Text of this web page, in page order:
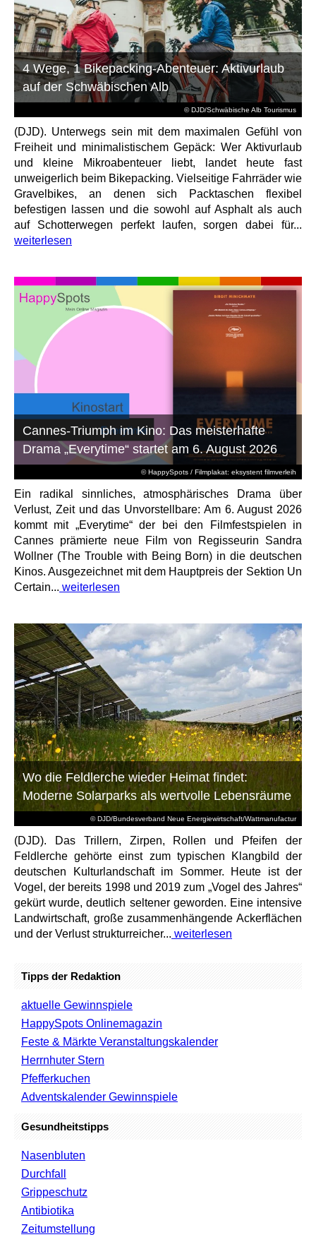
© DJD/Schwäbische Alb Tourismus
4 Wege, 1 Bikepacking-Abenteuer: Aktivurlaub
auf der Schwäbischen Alb
(DJD). Unterwegs sein mit dem maximalen Gefühl von
Freiheit und minimalistischem Gepäck: Wer Aktivurlaub
und kleine Mikroabenteuer liebt, landet heute fast
unweigerlich beim Bikepacking. Vielseitige Fahrräder wie
Gravelbikes, an denen sich Packtaschen flexibel
befestigen lassen und die sowohl auf Asphalt als auch
auf Schotterwegen perfekt laufen, sorgen dabei für...
weiterlesen
© HappySpots / Filmplakat: eksystent filmverleih
Cannes-Triumph im Kino: Das meisterhafte
Drama „Everytime“ startet am 6. August 2026
Ein radikal sinnliches, atmosphärisches Drama über
Verlust, Zeit und das Unvorstellbare: Am 6. August 2026
kommt mit „Everytime“ der bei den Filmfestspielen in
Cannes prämierte neue Film von Regisseurin Sandra
Wollner (The Trouble with Being Born) in die deutschen
Kinos. Ausgezeichnet mit dem Hauptpreis der Sektion Un
Certain... weiterlesen
© DJD/Bundesverband Neue Energiewirtschaft/Wattmanufactur
Wo die Feldlerche wieder Heimat findet:
Moderne Solarparks als wertvolle Lebensräume
(DJD). Das Trillern, Zirpen, Rollen und Pfeifen der
Feldlerche gehörte einst zum typischen Klangbild der
deutschen Kulturlandschaft im Sommer. Heute ist der
Vogel, der bereits 1998 und 2019 zum „Vogel des Jahres“
gekürt wurde, deutlich seltener geworden. Eine intensive
Landwirtschaft, große zusammenhängende Ackerflächen
und der Verlust strukturreicher... weiterlesen
Tipps der Redaktion
aktuelle Gewinnspiele
HappySpots Onlinemagazin
Feste & Märkte Veranstaltungskalender
Herrnhuter Stern
Pfefferkuchen
Adventskalender Gewinnspiele
Gesundheitstipps
Nasenbluten
Durchfall
Grippeschutz
Antibiotika
Zeitumstellung